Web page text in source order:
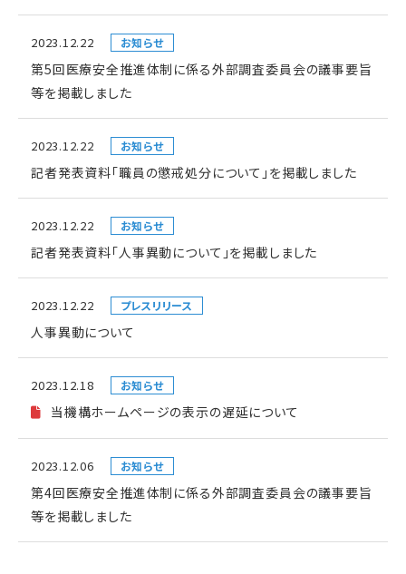
2023.12.22 お知らせ
第5回医療安全推進体制に係る外部調査委員会の議事要旨
等を掲載しました
2023.12.22 お知らせ
記者発表資料「職員の懲戒処分について」を掲載しました
2023.12.22 お知らせ
記者発表資料「人事異動について」を掲載しました
2023.12.22 プレスリリース
人事異動について
2023.12.18 お知らせ
当機構ホームページの表示の遅延について
2023.12.06 お知らせ
第4回医療安全推進体制に係る外部調査委員会の議事要旨
等を掲載しました